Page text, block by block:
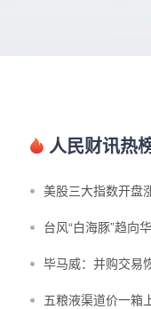
人民财讯热
美股三大指数开盘
台风“白海豚”趋向华东
毕马威：并购交易
五粮液渠道价一箱